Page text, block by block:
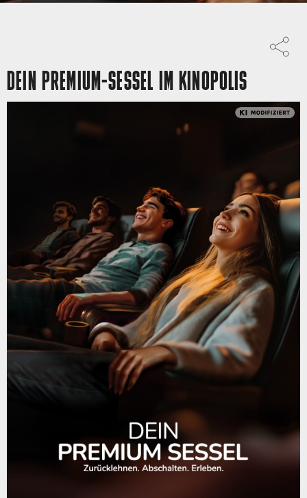
DEIN PREMIUM-SESSEL IM KINOPOLIS